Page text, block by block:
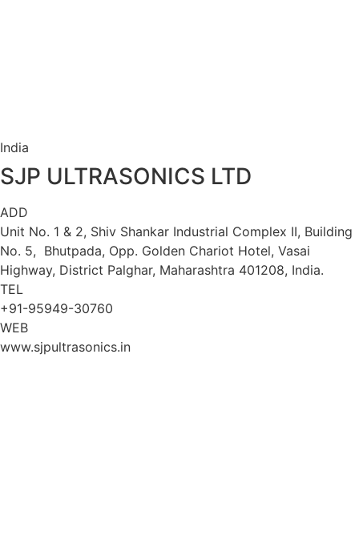
India
SJP ULTRASONICS LTD
ADD
Unit No. 1 & 2, Shiv Shankar Industrial Complex II, Building
No. 5, Bhutpada, Opp. Golden Chariot Hotel, Vasai
Highway, District Palghar, Maharashtra 401208, India.
TEL
+91-95949-30760
WEB
www.sjpultrasonics.in